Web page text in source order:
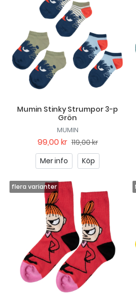
Mumin Stinky Strumpor 3-p
Grön
MUMIN
99,00 kr 119,00 kr
Mer info
Köp